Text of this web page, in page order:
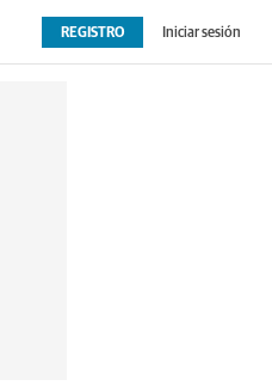
REGISTRO Iniciar sesión